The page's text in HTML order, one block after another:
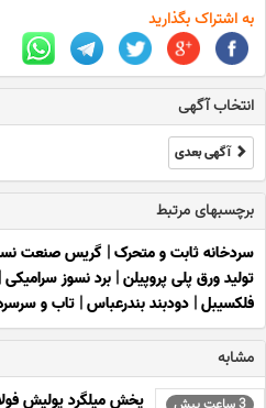
به اشتراک بگذارید
انتخاب آگهی
آگهی بعدی
برچسبهای مرتبط
سردخانه ثابت و متحرک| گریس صنعت
تولید ورق پلی پروپیلن| برد نسوز سرامیکی|
فلکسیبل| دودبند بندرعباس| تاب و
مشابه
پخش میلگرد پولیش